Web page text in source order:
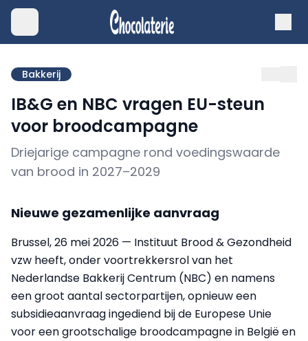
Bakkerij
IB&G en NBC vragen EU-steun
voor broodcampagne
Driejarige campagne rond voedingswaarde
van brood in 2027–2029
Nieuwe gezamenlijke aanvraag
Brussel, 26 mei 2026 — Instituut Brood & Gezondheid
vzw heeft, onder voortrekkersrol van het
Nederlandse Bakkerij Centrum (NBC) en namens
een groot aantal sectorpartijen, opnieuw een
subsidieaanvraag ingediend bij de Europese Unie
voor een grootschalige broodcampagne in België en